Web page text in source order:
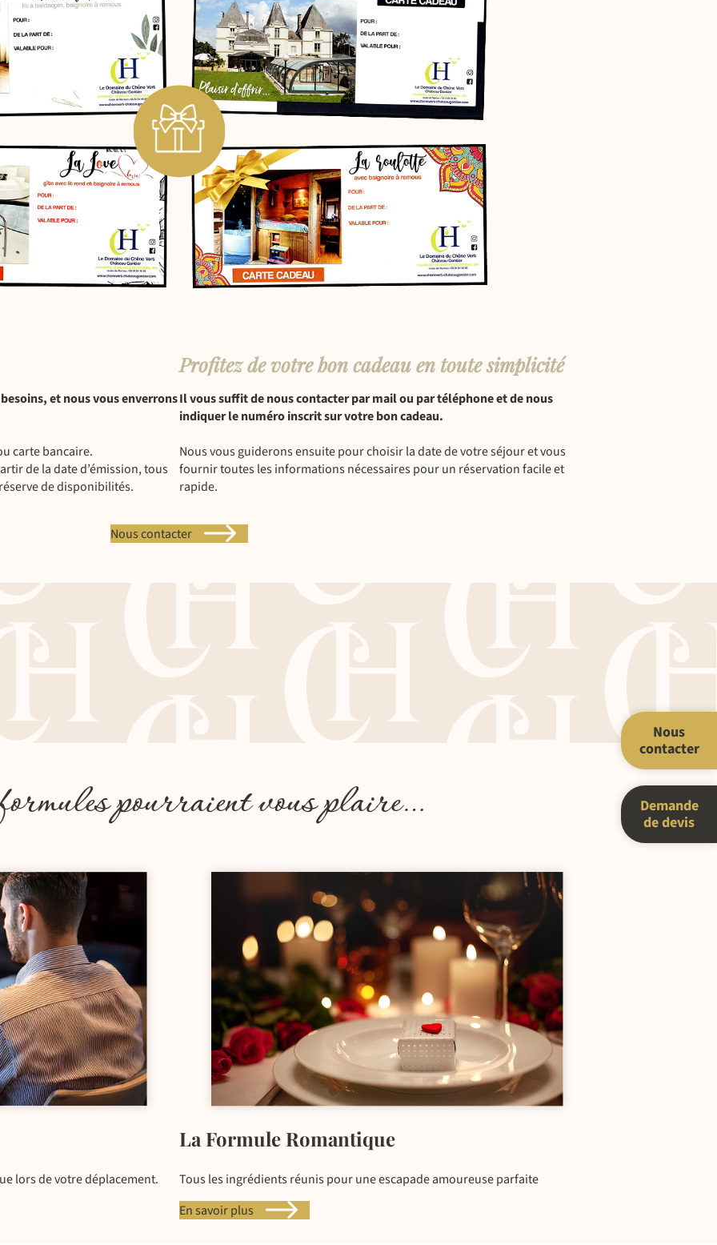
Nous
contacter
Demande
de devis
et nous vous enverrons
carte bancaire.
de la date d’émission, tous
de disponibilités.
Profitez de votre bon cadeau en toute simplicité
Il vous suffit de nous contacter par mail ou par téléphone et de nous
indiquer le numéro inscrit sur votre bon cadeau.
Nous vous guiderons ensuite pour choisir la date de votre séjour et vous
fournir toutes les informations nécessaires pour un réservation facile et
rapide.
Nous contacter
pourraient vous plaire…
lors de votre déplacement.
La Formule Romantique
Tous les ingrédients réunis pour une escapade amoureuse parfaite
En savoir plus